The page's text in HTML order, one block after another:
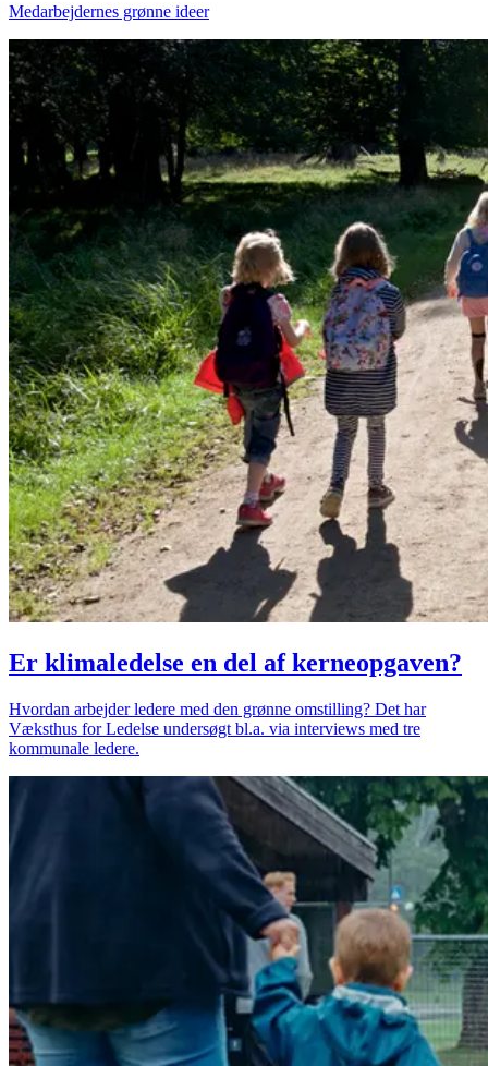
Medarbejdernes grønne ideer
Er klimaledelse en del af kerneopgaven?
Hvordan arbejder ledere med den grønne omstilling? Det har
Væksthus for Ledelse undersøgt bl.a. via interviews med tre
kommunale ledere.